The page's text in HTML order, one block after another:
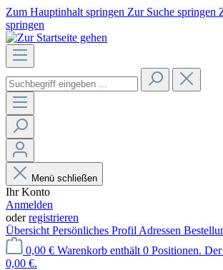
Zum Hauptinhalt springen Zur Suche springen
springen
Menü schließen
Ihr Konto
Anmelden
oderregistrieren
Übersicht Persönliches Profil Adressen
0,00 € Warenkorb enthält 0 Positionen.
0,00 €.